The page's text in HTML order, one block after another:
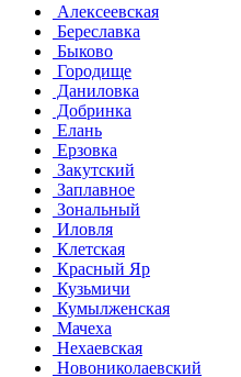
Алексеевская
Береславка
Быково
Городище
Даниловка
Добринка
Елань
Ерзовка
Закутский
Заплавное
Зональный
Иловля
Клетская
Красный Яр
Кузьмичи
Кумылженская
Мачеха
Нехаевская
Новониколаевский